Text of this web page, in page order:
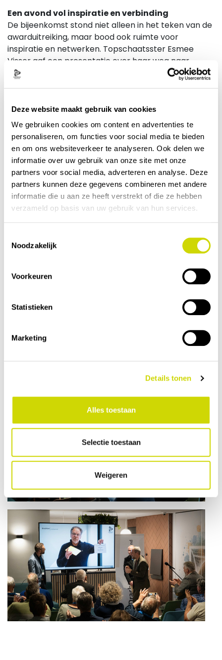
Deze website maakt gebruik van cookies
We gebruiken cookies om content en advertenties te
personaliseren, om functies voor social media te bieden
en om ons websiteverkeer te analyseren. Ook delen we
informatie over uw gebruik van onze site met onze
partners voor social media, adverteren en analyse. Deze
partners kunnen deze gegevens combineren met andere
informatie die u aan ze heeft verstrekt of die ze hebben
verzameld op basis van uw gebruik van hun services.
Noodzakelijk
Voorkeuren
Statistieken
Marketing
Details tonen
Alles toestaan
Selectie toestaan
Weigeren
Een avond vol inspiratie en verbinding
De bijeenkomst stond niet alleen in het teken van de
awarduitreiking, maar bood ook ruimte voor
inspiratie en netwerken. Topschaatsster Esmee
Visser gaf een presentatie over haar weg naar
olympisch goud en het belang van sport in de
samenleving. Met vertegenwoordigers van 34
gelegenheid om elkaar te ontmoeten, ervaringen te
delen en nieuwe ideeën op te doen voor de
toekomst van sport in Smallingerland!